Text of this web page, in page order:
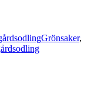
Taggar
Grönsaker,